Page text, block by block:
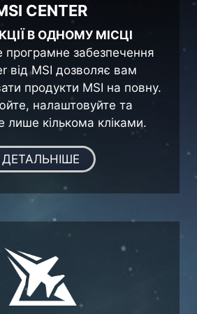
CENTER
В ОДНОМУ МІСЦІ
програмне забезпечення
від MSI дозволяє вам
продукти MSI на повну.
налаштовуйте та
лише кількома кліками.
ДЕТАЛЬНІШЕ